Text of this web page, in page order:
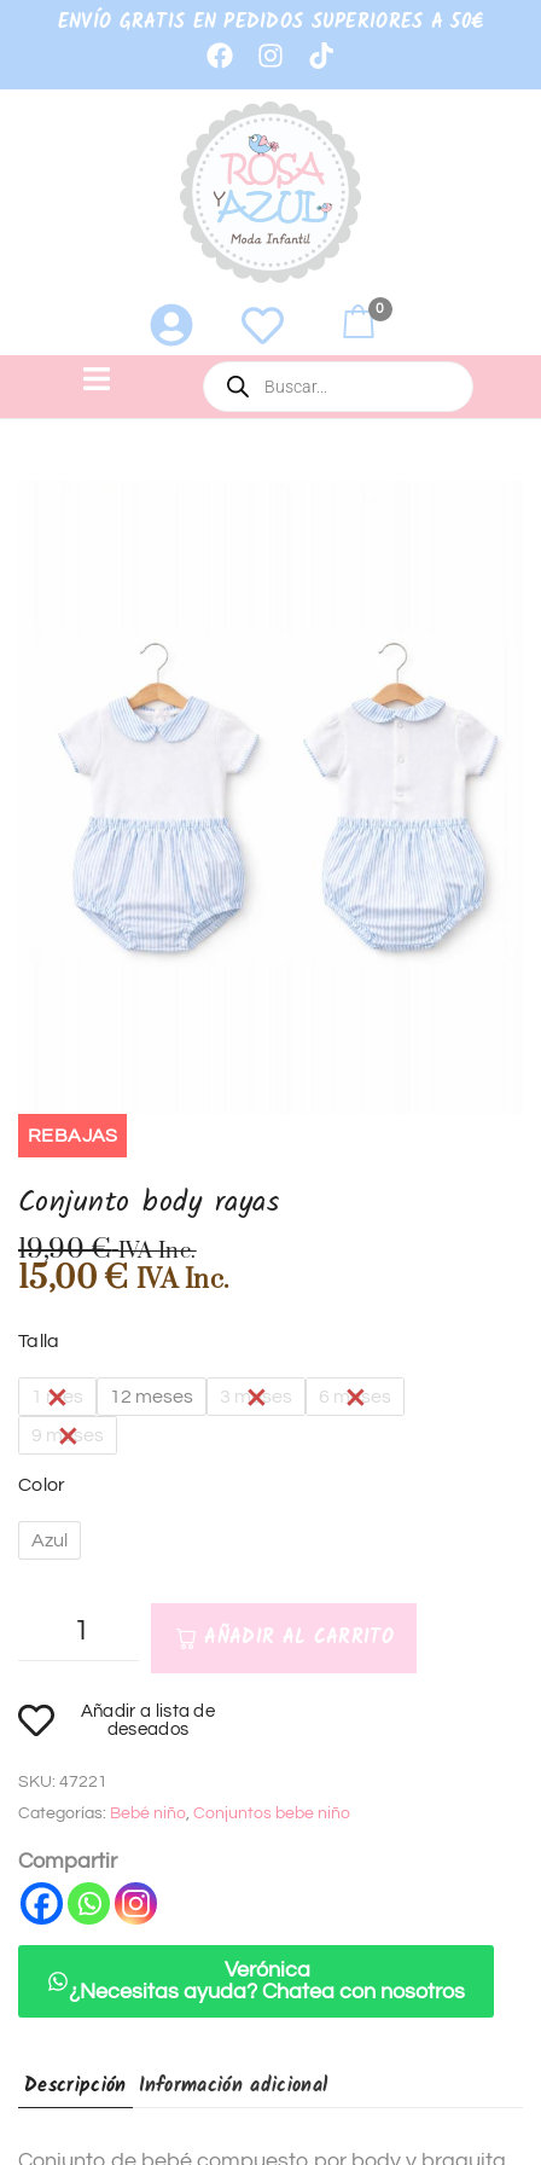
ENVÍO GRATIS EN PEDIDOS SUPERIORES A 50€
0
REBAJAS
Conjunto body rayas
19,90€ IVA Inc.
15,00€ IVA Inc.
Talla
1 mes 12 meses 3 meses
6 meses
9 meses
Color
Azul
AÑADIR AL CARRITO
l
e
r
n
a
Añadir a lista de
deseados
SKU: 47221
Categorías: Bebé niño, Conjuntos bebe niño
Compartir
Verónica
¿Necesitas ayuda? Chatea con nosotros
Descripción Información adicional